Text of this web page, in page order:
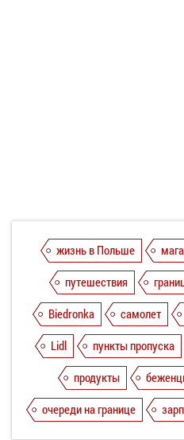
жизнь в Польше
путешествия
Biedronka
самолет
Lidl
пункты пропуска
продукты
очереди на границе